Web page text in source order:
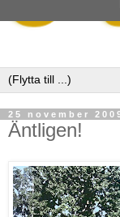
25 november
Äntligen!